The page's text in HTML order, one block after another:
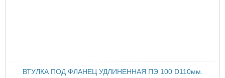
ВТУЛКА ПОД ФЛАНЕЦ УДЛИНЕННАЯ ПЭ 100 D110мм.